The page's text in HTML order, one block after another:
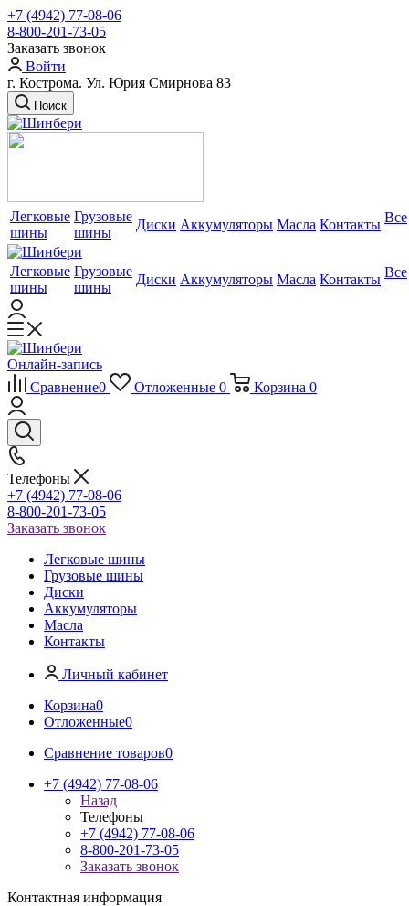
+7 (4942) 77-08-06
8-800-201-73-05
Заказать звонок
Войти
г. Кострома. Ул. Юрия Смирнова 83
Поиск
Легковые
шины
Грузовые
шины
Диски Аккумуляторы Масла Контакты Все
Легковые
шины
Грузовые
шины
Диски Аккумуляторы Масла Контакты Все
Онлайн-запись
Сравнение0 Отложенные 0 Корзина 0
Телефоны
+7 (4942) 77-08-06
8-800-201-73-05
Заказать звонок
Легковые шины
Грузовые шины
Диски
Аккумуляторы
Масла
Контакты
Личный кабинет
Корзина0
Отложенные0
Сравнение товаров0
+7 (4942) 77-08-06
Назад
Телефоны
+7 (4942) 77-08-06
8-800-201-73-05
Заказать звонок
Контактная информация